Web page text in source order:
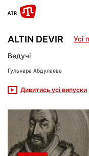
ALTIN DEVIR Усі
Ведучі
Гульнара Абдулаева
Дивитись усі випуски